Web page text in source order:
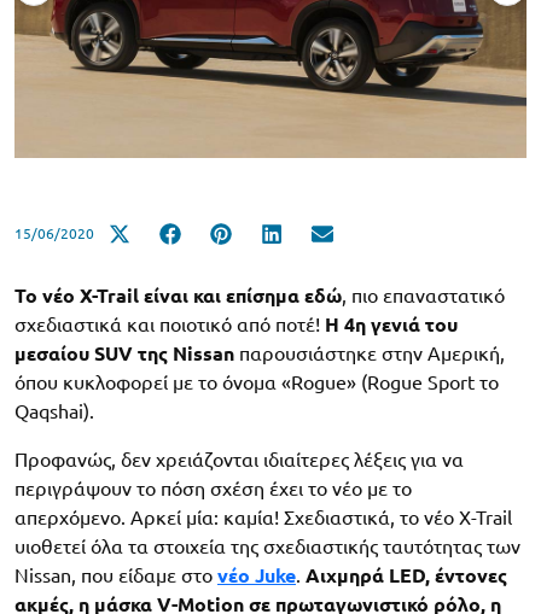
15/06/2020
Το νέο X-Trail είναι και επίσημα εδώ, πιο επαναστατικό
σχεδιαστικά και ποιοτικό από ποτέ! Η 4η γενιά του
μεσαίου SUV της Nissan παρουσιάστηκε στην Αμερική,
όπου κυκλοφορεί με το όνομα «Rogue» (Rogue Sport το
Qaqshai).
Προφανώς, δεν χρειάζονται ιδιαίτερες λέξεις για να
περιγράψουν το πόση σχέση έχει το νέο με το
απερχόμενο. Αρκεί μία: καμία! Σχεδιαστικά, το νέο X-Trail
υιοθετεί όλα τα στοιχεία της σχεδιαστικής ταυτότητας των
Nissan, που είδαμε στο νέο Juke. Αιχμηρά LED, έντονες
ακμές, η μάσκα V-Motion σε πρωταγωνιστικό ρόλο, η